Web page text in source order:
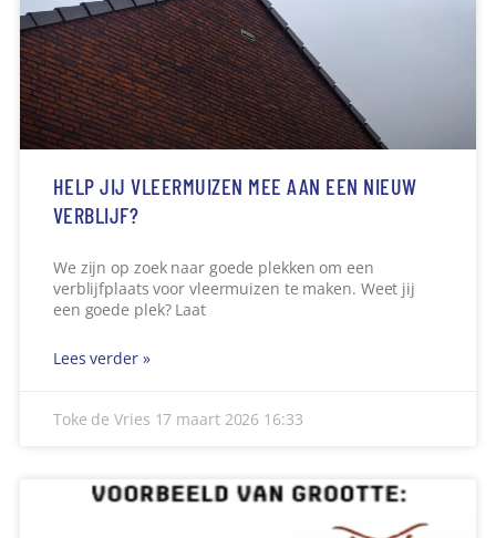
HELP JIJ VLEERMUIZEN MEE AAN EEN NIEUW
VERBLIJF?
We zijn op zoek naar goede plekken om een
verblijfplaats voor vleermuizen te maken. Weet jij
een goede plek? Laat
Lees verder »
Toke de Vries 17 maart 2026 16:33